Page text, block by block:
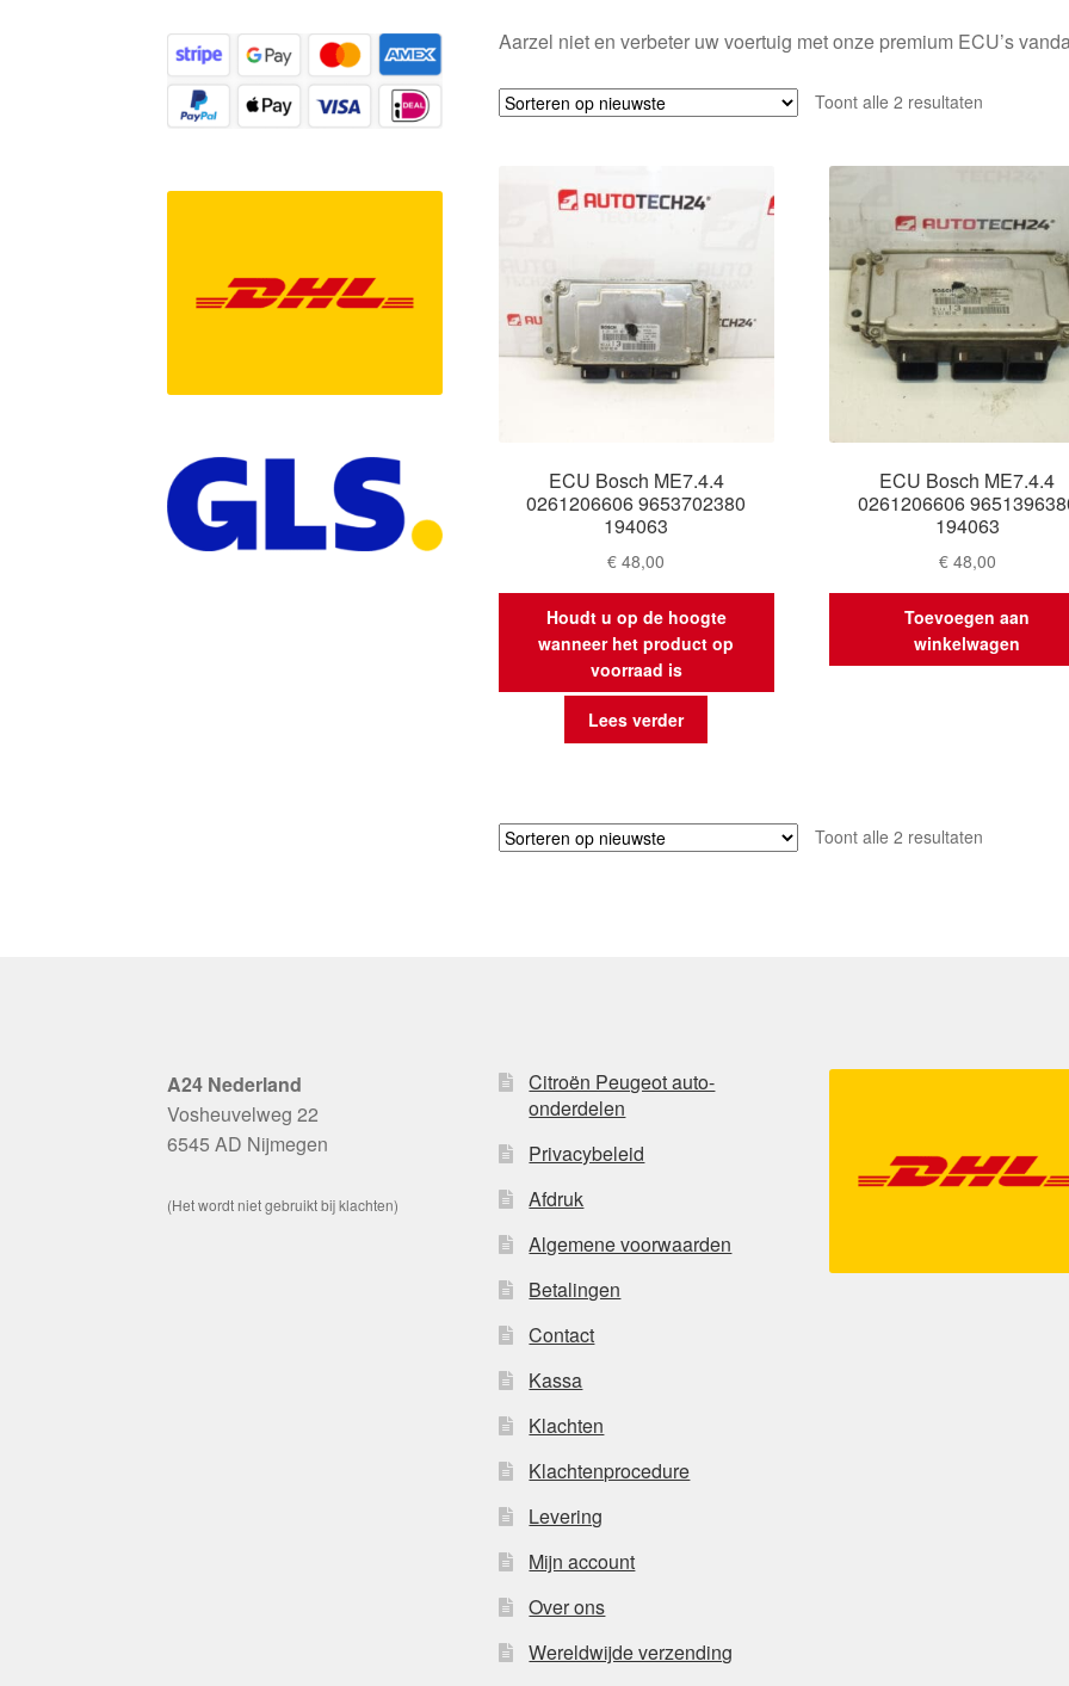
Aarzel niet en verbeter uw voertuig met onze premium ECU’s
Toont alle 2 resultatenGesorteerd
ECU Bosch ME7.4.4
0261206606 9653702380
194063
€ 48,00
Houdt u op de hoogte
wanneer het product op
voorraad is
Lees verder
ECU Bosch ME7.4.4
0261206606
194063
€48,00
Toevoegen aan
winkelwagen
Toont alle 2 resultatenGesorteerd
A24 Nederland
Vosheuvelweg 22
6545 AD Nijmegen
(Het wordt niet gebruikt bij klachten)
Citroën Peugeot auto-
onderdelen
Privacybeleid
Afdruk
Algemene voorwaarden
Betalingen
Contact
Kassa
Klachten
Klachtenprocedure
Levering
Mijn account
Over ons
Wereldwijde verzending